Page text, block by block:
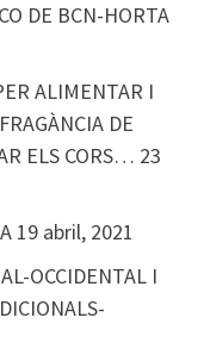
DE BCN-HORTA
ALIMENTAR I
DE
ELS CORS… 23
19 abril, 2021
OCCIDENTAL I